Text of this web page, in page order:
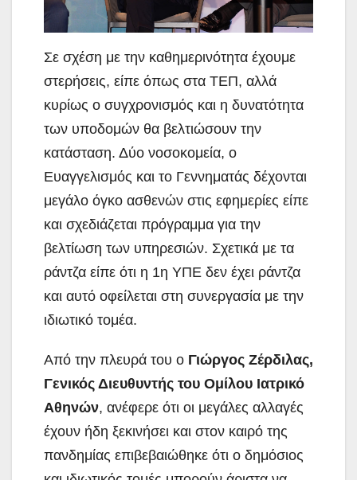
Σε σχέση με την καθημερινότητα έχουμε
στερήσεις, είπε όπως στα ΤΕΠ, αλλά
κυρίως ο συγχρονισμός και η δυνατότητα
των υποδομών θα βελτιώσουν την
κατάσταση. Δύο νοσοκομεία, ο
Ευαγγελισμός και το Γεννηματάς δέχονται
μεγάλο όγκο ασθενών στις εφημερίες είπε
και σχεδιάζεται πρόγραμμα για την
βελτίωση των υπηρεσιών. Σχετικά με τα
ράντζα είπε ότι η 1η ΥΠΕ δεν έχει ράντζα
και αυτό οφείλεται στη συνεργασία με την
ιδιωτικό τομέα.
Από την πλευρά του ο Γιώργος Ζέρδιλας,
Γενικός Διευθυντής του Ομίλου Ιατρικό
Αθηνών, ανέφερε ότι οι μεγάλες αλλαγές
έχουν ήδη ξεκινήσει και στον καιρό της
πανδημίας επιβεβαιώθηκε ότι ο δημόσιος